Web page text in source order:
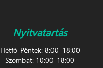
Nyitvatartás
Hétfő-Péntek: 8:00–18:00
Szombat: 10:00-18:00